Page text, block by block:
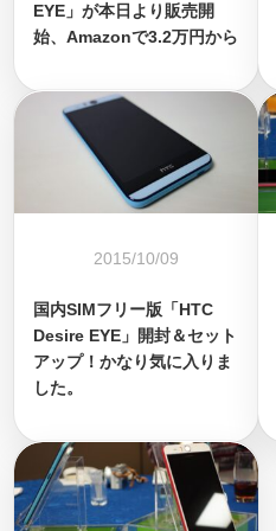
EYE」が本日より販売開
始、Amazonで3.2万円から
2015/10/09
国内SIMフリー版「HTC
Desire EYE」開封＆セット
アップ！かなり気に入りま
した。